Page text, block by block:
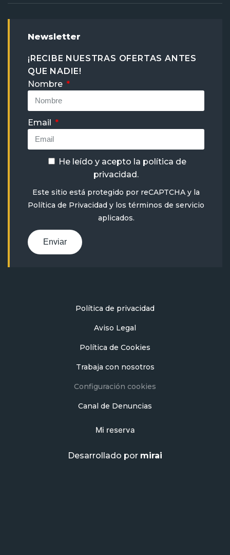
Newsletter
¡RECIBE NUESTRAS OFERTAS ANTES
QUE NADIE!
Nombre
Email
He leído y acepto la política de
privacidad.
Este sitio está protegido por reCAPTCHA y la
Política de Privacidad y los términos de servicio
aplicados.
Enviar
Política de privacidad
Aviso Legal
Política de Cookies
Trabaja con nosotros
Configuración cookies
Canal de Denuncias
Mi reserva
Desarrollado por mirai